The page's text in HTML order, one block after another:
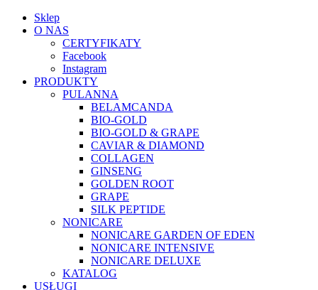
Sklep
O NAS
CERTYFIKATY
Facebook
Instagram
PRODUKTY
PULANNA
BELAMCANDA
BIO-GOLD
BIO-GOLD & GRAPE
CAVIAR & DIAMOND
COLLAGEN
GINSENG
GOLDEN ROOT
GRAPE
SILK PEPTIDE
NONICARE
NONICARE GARDEN OF EDEN
NONICARE INTENSIVE
NONICARE DELUXE
KATALOG
USŁUGI